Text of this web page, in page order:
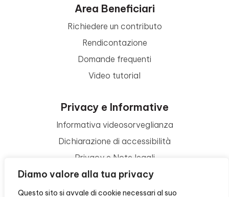
Diamo valore alla tua privacy
Questo sito si avvale di cookie necessari al suo
Area Beneficiari
Richiedere un contributo
Rendicontazione
Domande frequenti
Video tutorial
Privacy e Informative
Informativa videosorveglianza
Dichiarazione di accessibilità
Privacy e Note legali
Termini di utilizzo
Cookie policy